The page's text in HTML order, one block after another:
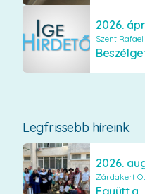
2026.
Szent
Legfrissebb híreink
2026.
Zárdakert